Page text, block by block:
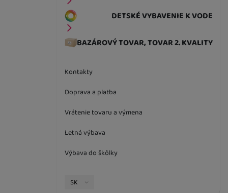
DETSKÉ VYBAVENIE K VODE
BAZÁROVÝ TOVAR, TOVAR 2. KVALITY
Kontakty
Doprava a platba
Vrátenie tovaru a výmena
Letná výbava
Výbava do škôlky
Jazyková verzia
SK